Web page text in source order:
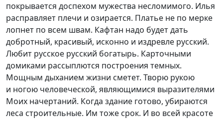
покрывается доспехом мужества несломимого. Илья
расправляет плечи и озирается. Платье не по мерке
лопнет по всем швам. Кафтан надо будет дать
добротный, красивый, исконно и издревле русский.
Любит русское русский богатырь. Карточными
домиками рассыплются построения темных.
Мощным дыханием жизни сметет. Творю рукою
и ногою человеческой, являющимися выразителями
Моих начертаний. Когда здание готово, убираются
леса строительные. Им тоже срок. И во всей красоте